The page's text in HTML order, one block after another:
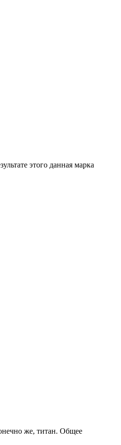
этого данная марка
же, титан. Общее